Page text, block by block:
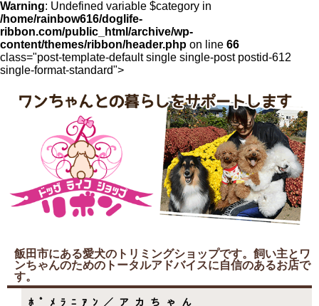
Warning: Undefined variable $category in
/home/rainbow616/doglife-
ribbon.com/public_html/archive/wp-
content/themes/ribbon/header.php on line 66
class="post-template-default single single-post postid-612
single-format-standard">
飯田市にある愛犬のトリミングショップです。飼い主とワ
ンちゃんのためのトータルアドバイスに自信のあるお店で
す。
ﾎﾟﾒﾗﾆｱﾝ／アカちゃん